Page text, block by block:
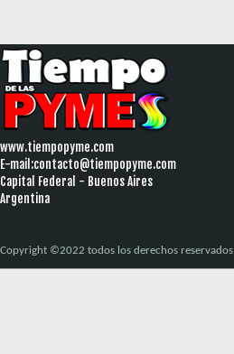
www.tiempopyme.com
E-mail:contacto@tiempopyme.com
Capital Federal - Buenos Aires
Argentina
Copyright ©2022 todos los derechos reservados